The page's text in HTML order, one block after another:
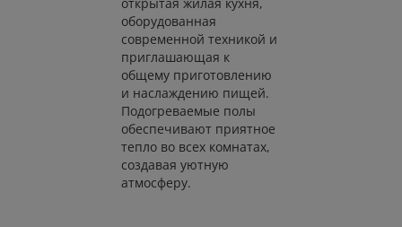
оборудованная
современной техникой и
приглашающая к
общему приготовлению
и наслаждению пищей.
Подогреваемые полы
обеспечивают приятное
тепло во всех комнатах,
создавая уютную
атмосферу.